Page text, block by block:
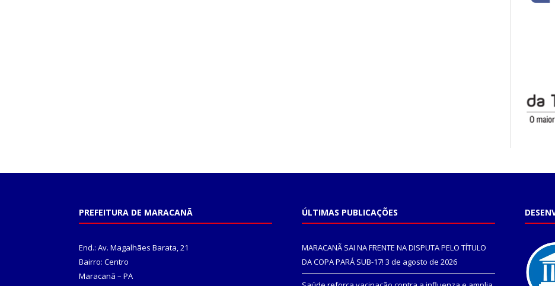
PREFEITURA DE MARACANÃ
End.: Av. Magalhães Barata, 21
Bairro: Centro
Maracanã – PA
ÚLTIMAS PUBLICAÇÕES
MARACANÃ SAI NA FRENTE NA DISPUTA PELO TÍTULO
DA COPA PARÁ SUB-17! 3 de agosto de 2026